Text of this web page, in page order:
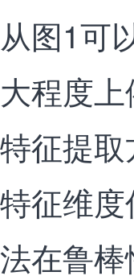
从图1可
大程度
特征提
特征维
法在鲁